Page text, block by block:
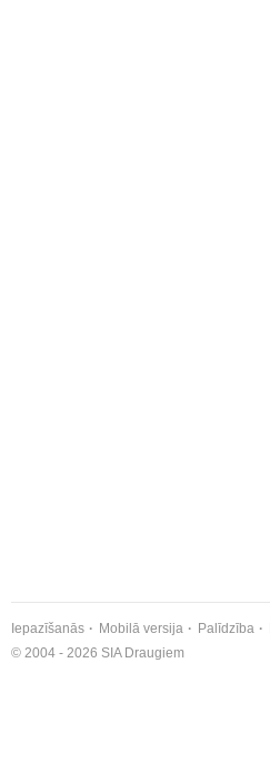
Iepazīšanās Mobilā versija Palīdzība
© 2004 - 2026 SIA Draugiem